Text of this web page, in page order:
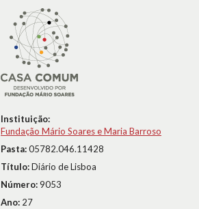
Instituição:
Fundação Mário Soares e Maria Barroso
Pasta:05782.046.11428
Título:Diário de Lisboa
Número:9053
Ano: 27